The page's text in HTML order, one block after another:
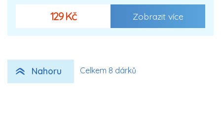
129 Kč Zobrazit více
Nahoru Celkem 8 dárků